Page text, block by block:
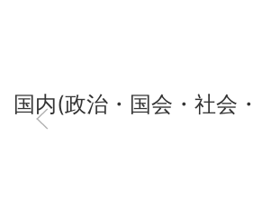
国内(政治・国会・社会